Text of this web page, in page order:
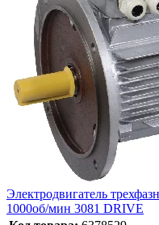
Электродвигатель
1000об/мин 3081 DRIVE